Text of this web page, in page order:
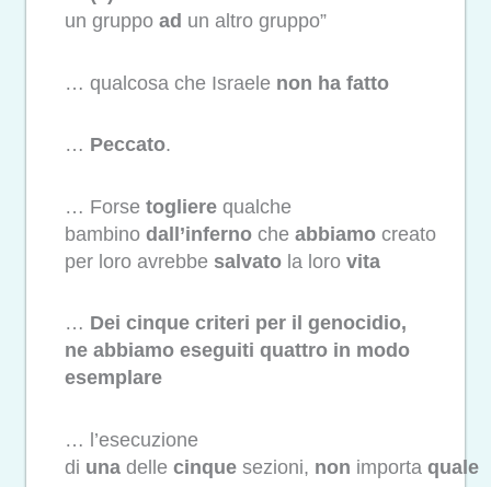
un gruppo ad un altro gruppo”
… qualcosa che Israele non ha fatto
… Peccato.
… Forse togliere qualche
bambino dall’inferno che abbiamo creato
per loro avrebbe salvato la loro vita
… Dei cinque criteri per il genocidio,
ne abbiamo eseguiti quattro in modo
esemplare
… l’esecuzione
di una delle cinque sezioni, non importa quale